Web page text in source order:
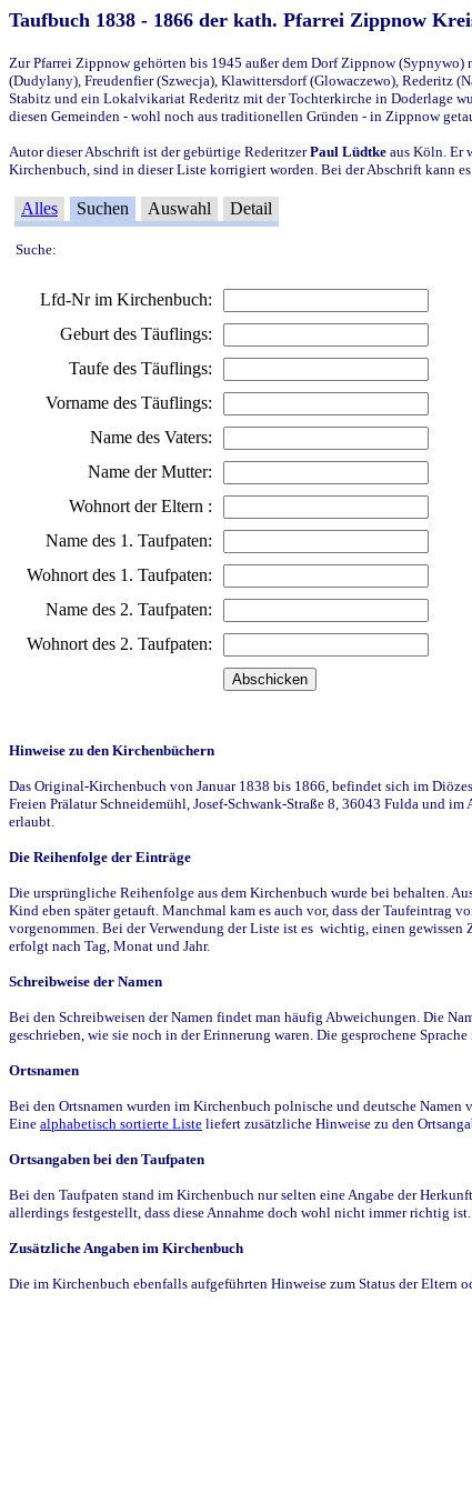
Taufbuch 1838 - 1866 der kath. Pfarrei Zippnow
Zur Pfarrei Zippnow gehörten bis 1945 außer dem Dorf Zippnow
(Dudylany), Freudenfier (Szwecja), Klawittersdorf (Glowaczewo), Rederitz
Stabitz und ein Lokalvikariat Rederitz mit der Tochterkirche in Doderlage
diesen Gemeinden - wohl noch aus traditionellen Gründen - in Zippnow
Autor dieser Abschrift ist der gebürtige RederitzerPaul Lüdtke aus Köln. Er
Kirchenbuch, sind in dieser Liste korrigiert worden. Bei der Abschrift kann
Alles Suchen Auswahl Detail
Suche:
Lfd-Nr im Kirchenbuch:
Geburt des Täuflings:
Taufe des Täuflings:
Vorname des Täuflings:
Name des Vaters:
Name der Mutter:
Wohnort der Eltern :
Name des 1. Taufpaten:
Wohnort des 1. Taufpaten:
Name des 2. Taufpaten:
Wohnort des 2. Taufpaten:
Hinweise zu den Kirchenbüchern
Das Original-Kirchenbuch von Januar 1838 bis 1866, befindet sich im
Freien Prälatur Schneidemühl, Josef-Schwank-Straße 8, 36043 Fulda und
erlaubt.
Die Reihenfolge der Einträge
Die ursprüngliche Reihenfolge aus dem Kirchenbuch wurde bei behalten.
Kind eben später getauft. Manchmal kam es auch vor, dass der Taufeintrag
vorgenommen. Bei der Verwendung der Liste ist es wichtig, einen
erfolgt nach Tag, Monat und Jahr.
Schreibweise der Namen
Bei den Schreibweisen der Namen findet man häufig Abweichungen. Die
geschrieben, wie sie noch in der Erinnerung waren. Die gesprochene
Ortsnamen
Bei den Ortsnamen wurden im Kirchenbuch polnische und deutsche Namen
Eine alphabetisch sortierte Liste liefert zusätzliche Hinweise zu den
Ortsangaben bei den Taufpaten
Bei den Taufpaten stand im Kirchenbuch nur selten eine Angabe der
allerdings festgestellt, dass diese Annahme doch wohl nicht immer richtig
Zusätzliche Angaben im Kirchenbuch
Die im Kirchenbuch ebenfalls aufgeführten Hinweise zum Status der Eltern